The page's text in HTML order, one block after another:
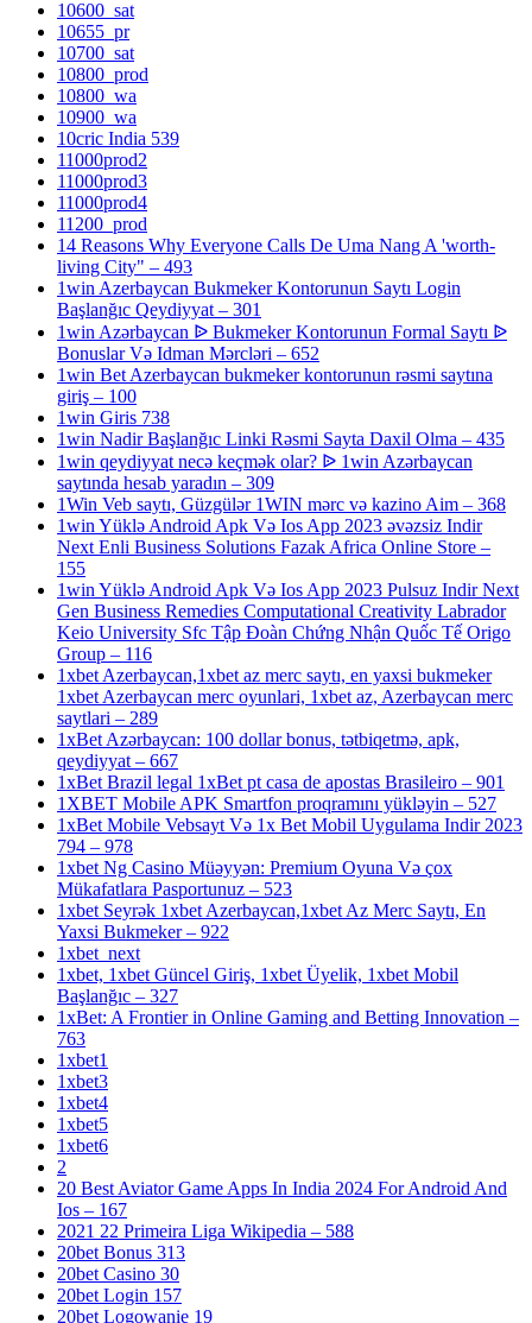
10600_sat
10655_pr
10700_sat
10800_prod
10800_wa
10900_wa
10cric India 539
11000prod2
11000prod3
11000prod4
11200_prod
14 Reasons Why Everyone Calls De Uma Nang A 'worth-
living City" – 493
1win Azerbaycan Bukmeker Kontorunun Saytı Login
Başlanğıc Qeydiyyat – 301
1win Azərbaycan ᐉ Bukmeker Kontorunun Formal Saytı ᐉ
Bonuslar Və Idman Mərcləri – 652
1win Bet Azerbaycan bukmeker kontorunun rəsmi saytına
giriş – 100
1win Giris 738
1win Nadir Başlanğıc Linki Rəsmi Sayta Daxil Olma – 435
1win qeydiyyat necə keçmək olar? ᐉ 1win Azərbaycan
saytında hesab yaradın – 309
1Win Veb saytı, Güzgülər 1WIN mərc və kazino Aim – 368
1win Yüklə Android Apk Və Ios App 2023 əvəzsiz Indir
Next Enli Business Solutions Fazak Africa Online Store –
155
1win Yüklə Android Apk Və Ios App 2023 Pulsuz Indir Next
Gen Business Remedies Computational Creativity Labrador
Keio University Sfc Tập Đoàn Chứng Nhận Quốc Tế Origo
Group – 116
1xbet Azerbaycan,1xbet az merc saytı, en yaxsi bukmeker
1xbet Azerbaycan merc oyunlari, 1xbet az, Azerbaycan merc
saytlari – 289
1xBet Azərbaycan: 100 dollar bonus, tətbiqetmə, apk,
qeydiyyat – 667
1xBet Brazil legal 1xBet pt casa de apostas Brasileiro – 901
1XBET Mobile APK Smartfon proqramını yükləyin – 527
1xBet Mobile Vebsayt Və 1x Bet Mobil Uygulama Indir 2023
794 – 978
1xbet Ng Casino Müəyyən: Premium Oyuna Və çox
Mükafatlara Pasportunuz – 523
1xbet Seyrək 1xbet Azerbaycan,1xbet Az Merc Saytı, En
Yaxsi Bukmeker – 922
1xbet_next
1xbet, 1xbet Güncel Giriş, 1xbet Üyelik, 1xbet Mobil
Başlanğıc – 327
1xBet: A Frontier in Online Gaming and Betting Innovation –
763
1xbet1
1xbet3
1xbet4
1xbet5
1xbet6
2
20 Best Aviator Game Apps In India 2024 For Android And
Ios – 167
2021 22 Primeira Liga Wikipedia – 588
20bet Bonus 313
20bet Casino 30
20bet Login 157
20bet Logowanie 19